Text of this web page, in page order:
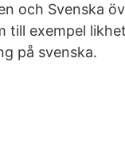
och Svenska
till exempel
på svenska.